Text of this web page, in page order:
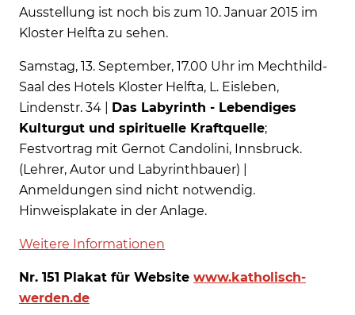
Ausstellung ist noch bis zum 10. Januar 2015 im
Kloster Helfta zu sehen.
Samstag, 13. September, 17.00 Uhr im Mechthild-
Saal des Hotels Kloster Helfta, L. Eisleben,
Lindenstr. 34 | Das Labyrinth - Lebendiges
Kulturgut und spirituelle Kraftquelle;
Festvortrag mit Gernot Candolini, Innsbruck.
(Lehrer, Autor und Labyrinthbauer) |
Anmeldungen sind nicht notwendig.
Hinweisplakate in der Anlage.
Weitere Informationen
Nr. 151 Plakat für Website www.katholisch-
werden.de